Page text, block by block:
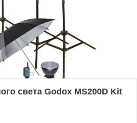
света Godox MS200D Kit